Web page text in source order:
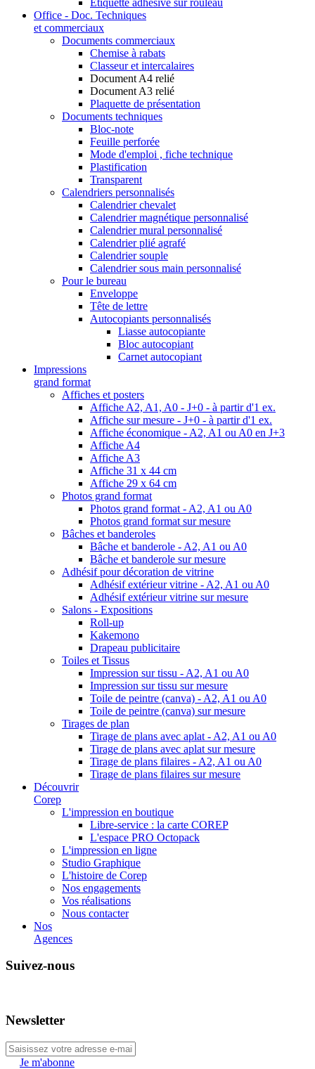
Office - Doc. Techniques
et commerciaux
Documents commerciaux
Chemise à rabats
Classeur et intercalaires
Document A4 relié
Document A3 relié
Plaquette de présentation
Documents techniques
Bloc-note
Feuille perforée
Mode d'emploi , fiche technique
Plastification
Transparent
Calendriers personnalisés
Calendrier chevalet
Calendrier magnétique personnalisé
Calendrier mural personnalisé
Calendrier plié agrafé
Calendrier souple
Calendrier sous main personnalisé
Pour le bureau
Enveloppe
Tête de lettre
Autocopiants personnalisés
Liasse autocopiante
Bloc autocopiant
Carnet autocopiant
Impressions
grand format
Affiches et posters
Affiche A2, A1, A0 - J+0 - à partir d'1 ex.
Affiche sur mesure - J+0 - à partir d'1 ex.
Affiche économique - A2, A1 ou A0 en J+3
Affiche A4
Affiche A3
Affiche 31 x 44 cm
Affiche 29 x 64 cm
Photos grand format
Photos grand format - A2, A1 ou A0
Photos grand format sur mesure
Bâches et banderoles
Bâche et banderole - A2, A1 ou A0
Bâche et banderole sur mesure
Adhésif pour décoration de vitrine
Adhésif extérieur vitrine - A2, A1 ou A0
Adhésif extérieur vitrine sur mesure
Salons - Expositions
Roll-up
Kakemono
Drapeau publicitaire
Toiles et Tissus
Impression sur tissu - A2, A1 ou A0
Impression sur tissu sur mesure
Toile de peintre (canva) - A2, A1 ou A0
Toile de peintre (canva) sur mesure
Tirages de plan
Tirage de plans avec aplat - A2, A1 ou A0
Tirage de plans avec aplat sur mesure
Tirage de plans filaires - A2, A1 ou A0
Tirage de plans filaires sur mesure
Découvrir
Corep
L'impression en boutique
Libre-service : la carte COREP
L'espace PRO Octopack
L'impression en ligne
Studio Graphique
L'histoire de Corep
Nos engagements
Vos réalisations
Nous contacter
Nos
Agences
Suivez-nous
Newsletter
Je m'abonne